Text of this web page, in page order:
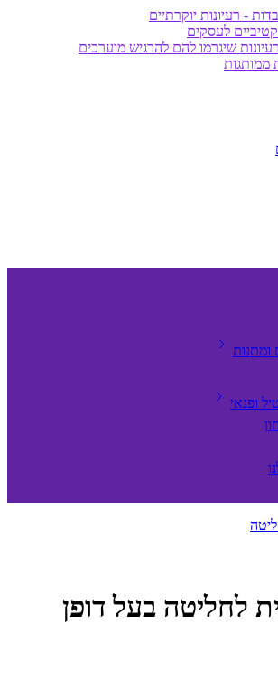
- רעיונות יוקרתיים
לעסקים
שיגרמו להם להרגיש מוערכים
ממותגות
ומתנות
ופנאי
לחליטה בעל דופן